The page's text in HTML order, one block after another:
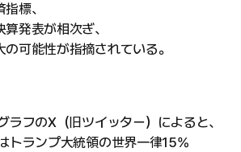
標、
発表が相次ぎ、
可能性が指摘されている。
ラフのX（旧ツイッター）によると、
トランプ大統領の世界一律15%